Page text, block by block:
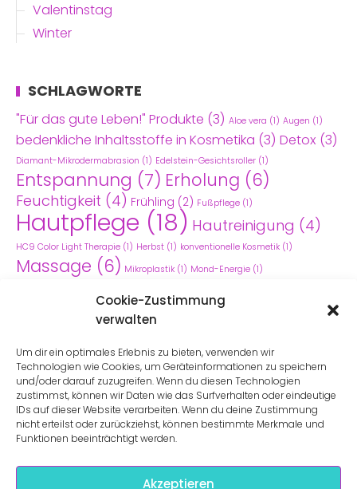
Cookie-Zustimmung
verwalten
Um dir ein optimales Erlebnis zu bieten, verwenden wir
Technologien wie Cookies, um Geräte­informationen zu speichern
und/oder darauf zuzugreifen. Wenn du diesen Technologien
zustimmst, können wir Daten wie das Surf­verhalten oder eindeutige
IDs auf dieser Website verarbeiten. Wenn du deine Zustimmung
nicht erteilst oder zurückziehst, können bestimmte Merkmale und
Funktionen beeinträchtigt werden.
Akzeptieren
Valentinstag
Winter
SCHLAGWORTE
"Für das gute Leben!" Produkte (3) Aloe vera (1) Augen (1)
bedenkliche Inhaltsstoffe in Kosmetika (3) Detox (3)
Diamant-Mikrodermabrasion (1) Edelstein-Gesichtsroller (1)
Entspannung (7) Erholung (6)
Feuchtigkeit (4) Frühling (2) Fußpflege (1)
Hautpflege (18) Hautreinigung (4)
HC9 Color Light Therapie (1) Herbst (1) konventionelle Kosmetik (1)
Massage (6) Mikroplastik (1) Mond-Energie (1)
Sommer(6) UV-Schutz
Galerie
Datenschutzerklärung